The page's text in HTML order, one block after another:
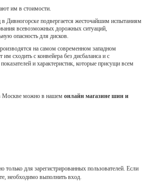
им в стоимости.
в Дивногорске подвергается жесточайшим испытаниям
всевозможных дорожных ситуаций,
опасность для дисков.
на самом современном западном
им сходить с конвейера без дисбаланса и с
и характеристик, которые присущи всем
Москве можно в нашем онлайн магазине шин и
только для зарегистрированных пользователей. Если
необходимо выполнить вход.